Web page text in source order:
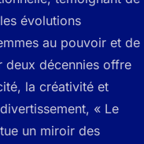
évolutions
au pouvoir et de
deux décennies offre
la créativité et
« Le
un miroir des